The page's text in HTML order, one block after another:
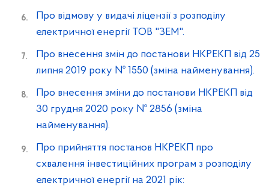
Про відмову у видачі ліцензії з розподілу
електричної енергії ТОВ "ЗЕМ".
Про внесення змін до постанови НКРЕКП від 25
липня 2019 року № 1550 (зміна найменування).
Про внесення зміни до постанови НКРЕКП від
30 грудня 2020 року № 2856 (зміна
найменування).
Про прийняття постанов НКРЕКП про
схвалення інвестиційних програм з розподілу
електричної енергії на 2021 рік: